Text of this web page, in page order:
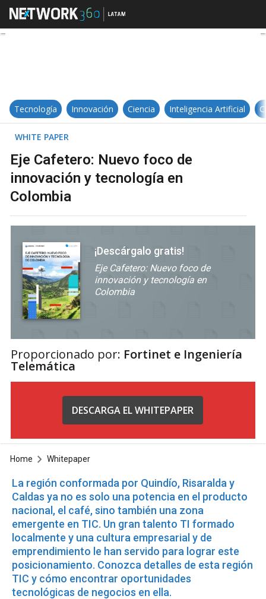
Eje Cafetero: Nuevo foco de
Tecnología Innovación Ciencia Inteligencia Artificial
WHITE PAPER
Eje Cafetero: Nuevo foco de
innovación y tecnología en
Colombia
¡Descárgalo gratis!
Eje Cafetero: Nuevo foco de
innovación y tecnología en
Colombia
Proporcionado por: Fortinet e Ingeniería
Telemática
DESCARGA EL WHITEPAPER
Home Whitepaper
La región conformada por Quindío, Risaralda y
Caldas ya no es solo una potencia en el producto
nacional, el café, sino también una zona
emergente en TIC. Un gran talento TI formado
localmente y una cultura empresarial y de
emprendimiento le han servido para lograr este
posicionamiento. Conozca detalles de esta región
TIC y cómo encontrar oportunidades
tecnológicas de negocios en ella.